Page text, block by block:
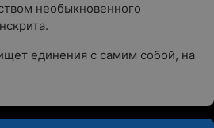
необыкновенного
единения с самим собой, на